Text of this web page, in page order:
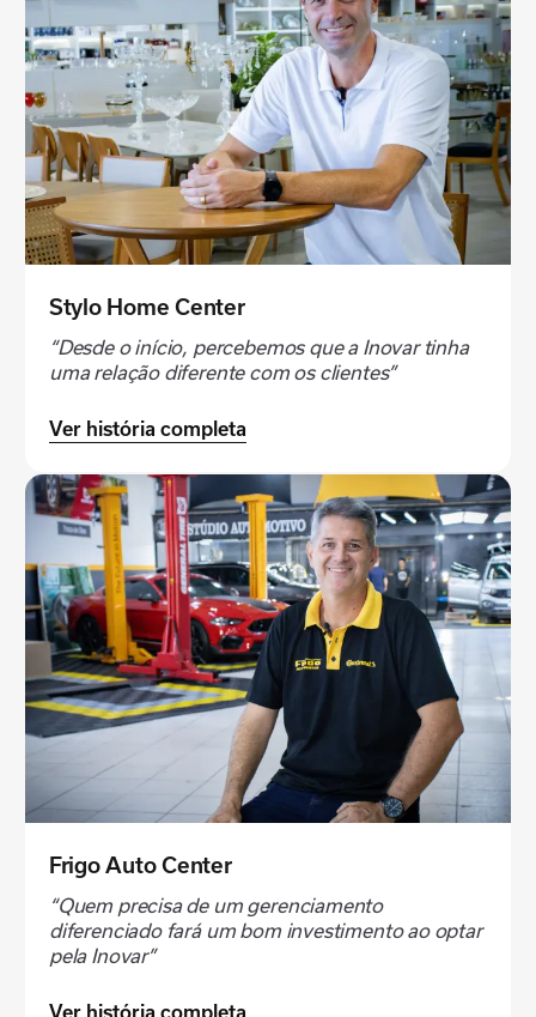
Stylo Home Center
“Desde o início, percebemos que a Inovar tinha
uma relação diferente com os clientes”
Ver história completa
Frigo Auto Center
“Quem precisa de um gerenciamento
diferenciado fará um bom investimento ao optar
pela Inovar”
Ver história completa